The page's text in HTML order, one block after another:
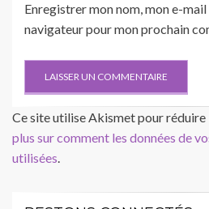
Enregistrer mon nom, mon e-
navigateur pour mon prochain
Ce site utilise Akismet pour réduire
plus sur comment les données de
utilisées.